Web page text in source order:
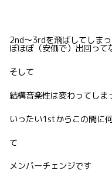
2nd〜3rdを飛ばしてしま
ぼほぼ（安価で）出回って
そして
結構音楽性は変わってしま
いったい1stからこの間に
て
メンバーチェンジです